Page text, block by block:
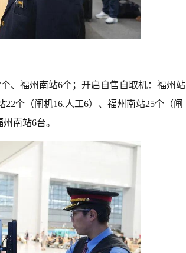
、福州南站6个；开启自售自取机：福州站
个（闸机16.人工6）、福州南站25个（闸
南站6台。